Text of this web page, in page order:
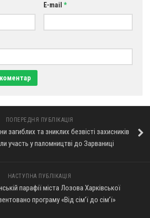
E-mail *
ПОПЕРЕДНЯ ПУБЛІКАЦІЯ
загиблих та зниклих безвісті захисників
участь у паломництві до Зарваниці
НАСТУПНА ПУБЛІКАЦІЯ
парафії міста Лозова Харківської
програму «Від сім’ї до сім’ї»